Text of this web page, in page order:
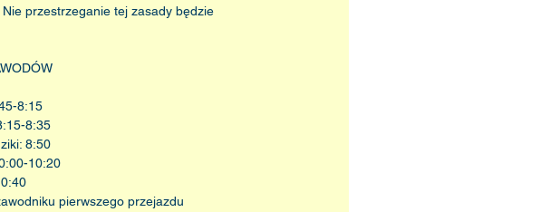
przestrzeganie tej zasady będzie
8:15
8:35
8:50
10:20
pierwszego przejazdu